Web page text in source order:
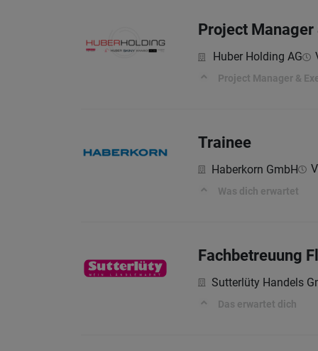
Project
Huber Holding AG
Project Manager &
Trainee
Haberkorn GmbH
Was dich erwartet
Fachbetreuung
Sutterlüty Handels
Das erwartet dich